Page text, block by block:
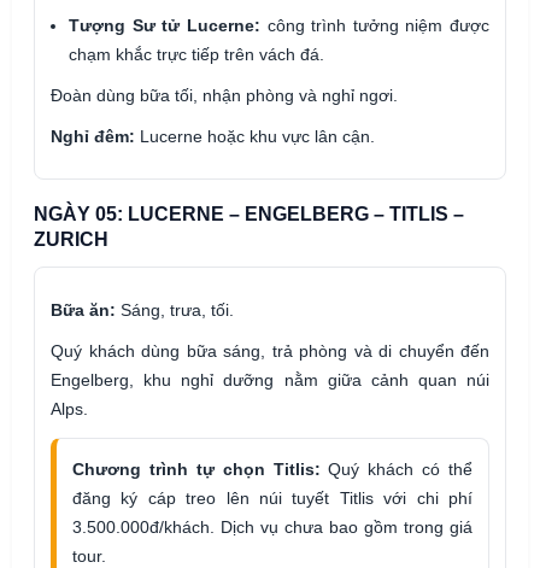
Tượng Sư tử Lucerne: công trình tưởng niệm được
chạm khắc trực tiếp trên vách đá.
Đoàn dùng bữa tối, nhận phòng và nghỉ ngơi.
Nghỉ đêm: Lucerne hoặc khu vực lân cận.
NGÀY 05: LUCERNE – ENGELBERG – TITLIS –
ZURICH
Bữa ăn: Sáng, trưa, tối.
Quý khách dùng bữa sáng, trả phòng và di chuyển đến
Engelberg, khu nghỉ dưỡng nằm giữa cảnh quan núi
Alps.
Chương trình tự chọn Titlis: Quý khách có thể
đăng ký cáp treo lên núi tuyết Titlis với chi phí
3.500.000đ/khách. Dịch vụ chưa bao gồm trong giá
tour.